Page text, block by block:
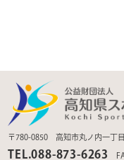
〒780-0850 高知市丸ノ内一丁
TEL.088-873-6263